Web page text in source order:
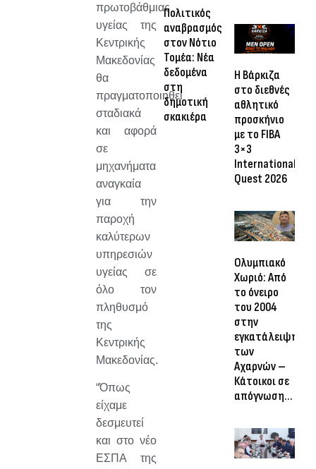
πρωτοβάθμιας
υγείας της
Κεντρικής
Μακεδονίας
θα
πραγματοποιηθεί
σταδιακά
και αφορά
σε
μηχανήματα
αναγκαία
για την
παροχή
καλύτερων
υπηρεσιών
υγείας σε
όλο τον
πληθυσμό
της
Κεντρικής
Μακεδονίας.
“Όπως
είχαμε
δεσμευτεί
και στο νέο
ΕΣΠΑ της
Πολιτικός
αναβρασμός
στον Νότιο
Τομέα: Νέα
δεδομένα
στη
δημοτική
σκακιέρα
Η Βάρκιζα
στο διεθνές
αθλητικό
προσκήνιο
με το FIBA
3×3
International
Quest 2026
Ολυμπιακό
Χωριό: Από
το όνειρο
του 2004
στην
εγκατάλειψη
των
Αχαρνών –
Κάτοικοι σε
απόγνωση…